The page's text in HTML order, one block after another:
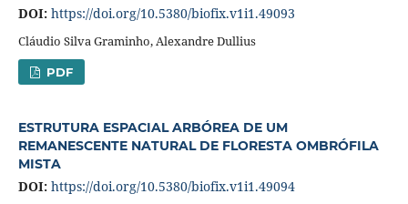
DOI: https://doi.org/10.5380/biofix.v1i1.49093
Cláudio Silva Graminho, Alexandre Dullius
PDF
ESTRUTURA ESPACIAL ARBÓREA DE UM
REMANESCENTE NATURAL DE FLORESTA OMBRÓFILA
MISTA
DOI: https://doi.org/10.5380/biofix.v1i1.49094